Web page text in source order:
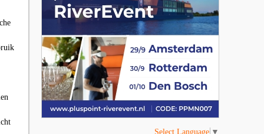
Select Language ▼